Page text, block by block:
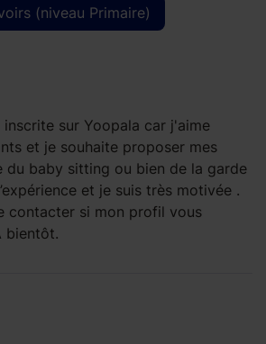
(niveau Primaire)
inscrite sur Yoopala car j'aime
et je souhaite proposer mes
du baby sitting ou bien de la garde
et je suis très motivée .
contacter si mon profil vous
bientôt.